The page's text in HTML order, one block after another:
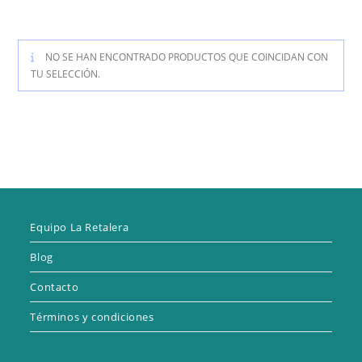
NO SE HAN ENCONTRADO PRODUCTOS QUE COINCIDAN CON
TU SELECCIÓN.
Equipo La Retalera
Blog
Contacto
Términos y condiciones